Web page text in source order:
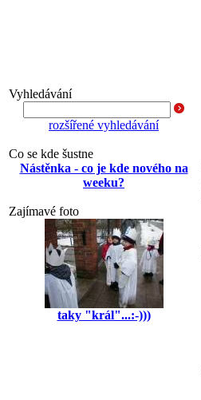
Vyhledávání
rozšířené vyhledávání
Co se kde šustne
Nástěnka - co je kde nového na
weeku?
Zajímavé foto
taky "král"...:-)))